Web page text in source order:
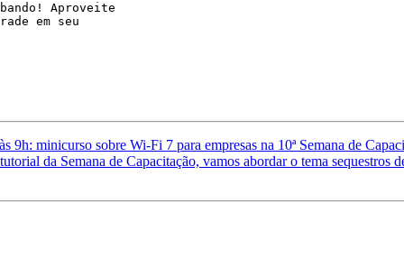
Aproveite
em seu
9h: minicurso sobre Wi-Fi 7 para empresas na 10ª Semana de
da Semana de Capacitação, vamos abordar o tema sequestros